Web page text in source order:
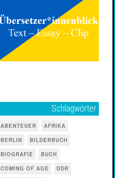
Schlagwörter
ABENTEUER
AFRIKA
BERLIN
BILDERBUCH
BIOGRAFIE
BUCH
COMING OF AGE
DDR